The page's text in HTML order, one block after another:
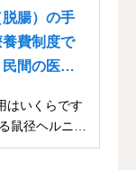
腸）の手
費制度で
間の医療
はいくらです
鼠径ヘルニア